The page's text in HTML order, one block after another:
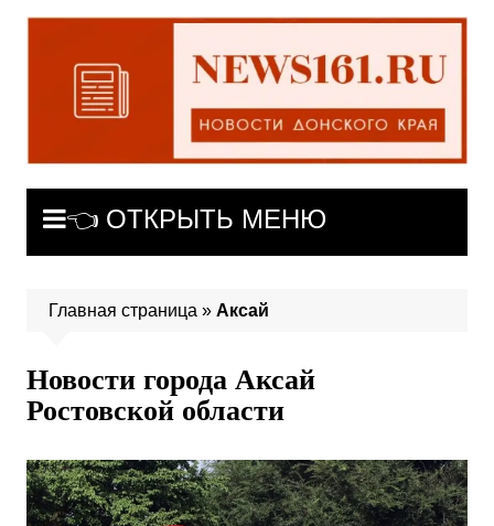
Перейти
содержимому
👈 ОТКРЫТЬ МЕНЮ
Главная страница » Аксай
Новости города Аксай
Ростовской области